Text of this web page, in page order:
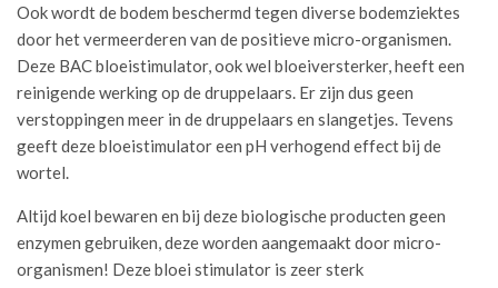
Ook wordt de bodem beschermd tegen diverse bodemziektes
door het vermeerderen van de positieve micro-organismen.
Deze BAC bloeistimulator, ook wel bloeiversterker, heeft een
reinigende werking op de druppelaars. Er zijn dus geen
verstoppingen meer in de druppelaars en slangetjes. Tevens
geeft deze bloeistimulator een pH verhogend effect bij de
wortel.
Altijd koel bewaren en bij deze biologische producten geen
enzymen gebruiken, deze worden aangemaakt door micro-
organismen! Deze bloei stimulator is zeer sterk